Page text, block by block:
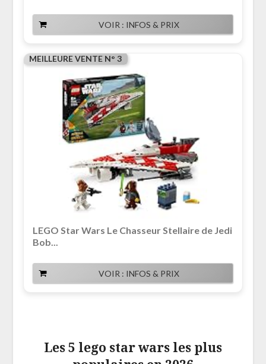
VOIR : INFOS & PRIX
MEILLEURE VENTE N° 3
LEGO Star Wars Le Chasseur Stellaire de Jedi
Bob...
VOIR : INFOS & PRIX
Les 5 lego star wars les plus